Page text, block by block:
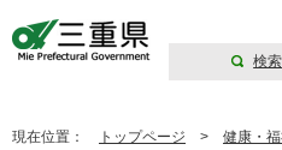
検索
現在位置： トップページ > 健康・